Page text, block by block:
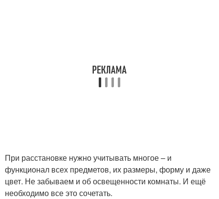
При расстановке нужно учитывать многое – и
функционал всех предметов, их размеры, форму и даже
цвет. Не забываем и об освещенности комнаты. И ещё
необходимо все это сочетать.